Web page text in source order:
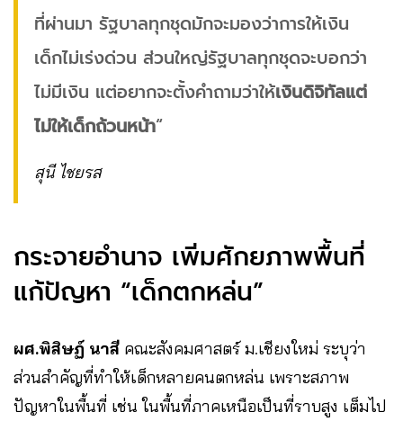
ที่ผ่านมา รัฐบาลทุกชุดมักจะมองว่าการให้เงิน
เด็กไม่เร่งด่วน ส่วนใหญ่รัฐบาลทุกชุดจะบอกว่า
ไม่มีเงิน แต่อยากจะตั้งคำถามว่าให้เงินดิจิทัลแต่
ไม่ให้เด็กถ้วนหน้า“
สุนี ไชยรส
กระจายอำนาจ เพิ่มศักยภาพพื้นที่
แก้ปัญหา “เด็กตกหล่น”
ผศ.พิสิษฏ์ นาสี คณะสังคมศาสตร์ ม.เชียงใหม่ ระบุว่า
ส่วนสำคัญที่ทำให้เด็กหลายคนตกหล่น เพราะสภาพ
ปัญหาในพื้นที่ เช่น ในพื้นที่ภาคเหนือเป็นที่ราบสูง เต็มไป